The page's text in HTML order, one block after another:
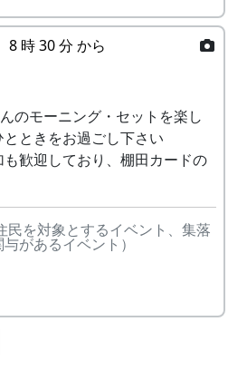
リジナル曲を披露・演奏
きましたが、その中でも、
出した曲です。
“太陽の光”が、私達の命を
せられた「里山のよきイ
ン四郎）
リアルキャンディーズ
MASA BAND
苔星バンド
帰って
静かに
時は…
1999 2001
郎バ
棚⽥の
1999 2002
郎バ
ふるさ
と加美
1999 2000
8 時 30 分 から
のモーニング・セットを楽し
ときをお過ごし下さい
歓迎しており、棚田カードの
民を対象とするイベント、集落
があるイベント）